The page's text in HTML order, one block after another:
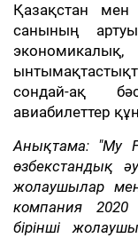
Қазақстан мен
санының
сондай-ақ
авиабилеттер
Анықтама: "My
өзбекстандық
жолаушылар
компания
бірінші